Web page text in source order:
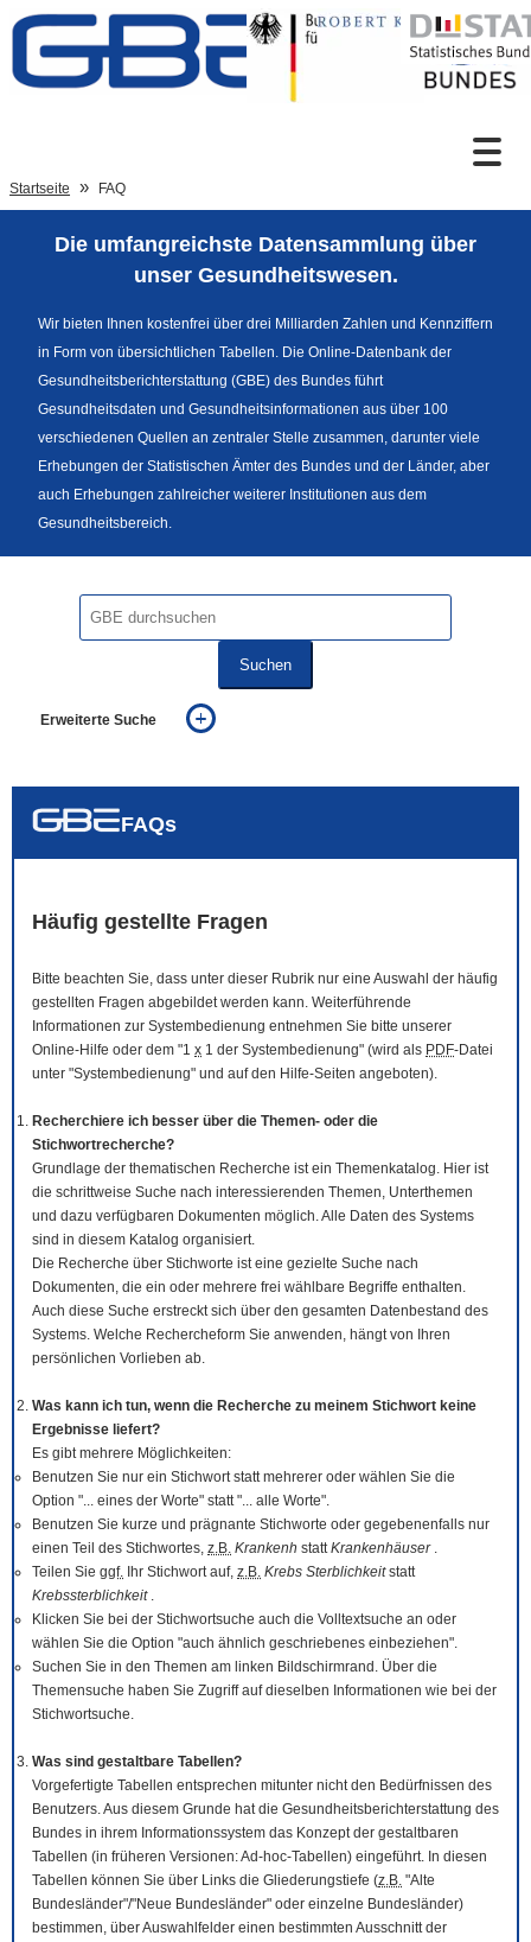
Zum Inhalt
Sprachumschaltung
Fußzeile
Startseite FAQ
Die umfangreichste Datensammlung über
unser Gesundheitswesen.
Wir bieten Ihnen kostenfrei über drei Milliarden Zahlen und Kennziffern
in Form von übersichtlichen Tabellen. Die Online-Datenbank der
Gesundheitsberichterstattung (GBE) des Bundes führt
Gesundheitsdaten und Gesundheitsinformationen aus über 100
verschiedenen Quellen an zentraler Stelle zusammen, darunter viele
Erhebungen der Statistischen Ämter des Bundes und der Länder, aber
auch Erhebungen zahlreicher weiterer Institutionen aus dem
Gesundheitsbereich.
Suchen
Erweiterte Suche
auch in allen Texten suchen (Volltextsuche)
FAQs
Häufig gestellte Fragen
Bitte beachten Sie, dass unter dieser Rubrik nur eine Auswahl der häufig
gestellten Fragen abgebildet werden kann. Weiterführende
Informationen zur Systembedienung entnehmen Sie bitte unserer
Online-Hilfe oder dem "1 x 1 der Systembedienung" (wird als PDF-Datei
unter "Systembedienung" und auf den Hilfe-Seiten angeboten).
Recherchiere ich besser über die Themen- oder die
Stichwortrecherche?
Grundlage der thematischen Recherche ist ein Themenkatalog. Hier ist
die schrittweise Suche nach interessierenden Themen, Unterthemen
und dazu verfügbaren Dokumenten möglich. Alle Daten des Systems
sind in diesem Katalog organisiert.
Die Recherche über Stichworte ist eine gezielte Suche nach
Dokumenten, die ein oder mehrere frei wählbare Begriffe enthalten.
Auch diese Suche erstreckt sich über den gesamten Datenbestand des
Systems. Welche Rechercheform Sie anwenden, hängt von Ihren
persönlichen Vorlieben ab.
Was kann ich tun, wenn die Recherche zu meinem Stichwort keine
Ergebnisse liefert?
Es gibt mehrere Möglichkeiten:
Benutzen Sie nur ein Stichwort statt mehrerer oder wählen Sie die
Option "... eines der Worte" statt "... alle Worte".
Benutzen Sie kurze und prägnante Stichworte oder gegebenenfalls nur
einen Teil des Stichwortes, z.B. Krankenh stattKrankenhäuser .
Teilen Sie ggf. Ihr Stichwort auf, z.B. Krebs Sterblichkeitstatt
Krebssterblichkeit .
Klicken Sie bei der Stichwortsuche auch die Volltextsuche an oder
wählen Sie die Option "auch ähnlich geschriebenes einbeziehen".
Suchen Sie in den Themen am linken Bildschirmrand. Über die
Themensuche haben Sie Zugriff auf dieselben Informationen wie bei der
Stichwortsuche.
Was sind gestaltbare Tabellen?
Vorgefertigte Tabellen entsprechen mitunter nicht den Bedürfnissen des
Benutzers. Aus diesem Grunde hat die Gesundheitsberichterstattung des
Bundes in ihrem Informationssystem das Konzept der gestaltbaren
Tabellen (in früheren Versionen: Ad-hoc-Tabellen) eingeführt. In diesen
Tabellen können Sie über Links die Gliederungstiefe (z.B. "Alte
Bundesländer"/"Neue Bundesländer" oder einzelne Bundesländer)
bestimmen, über Auswahlfelder einen bestimmten Ausschnitt der